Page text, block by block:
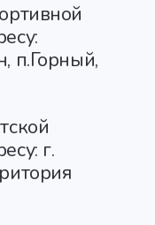
п.Горный,
г.